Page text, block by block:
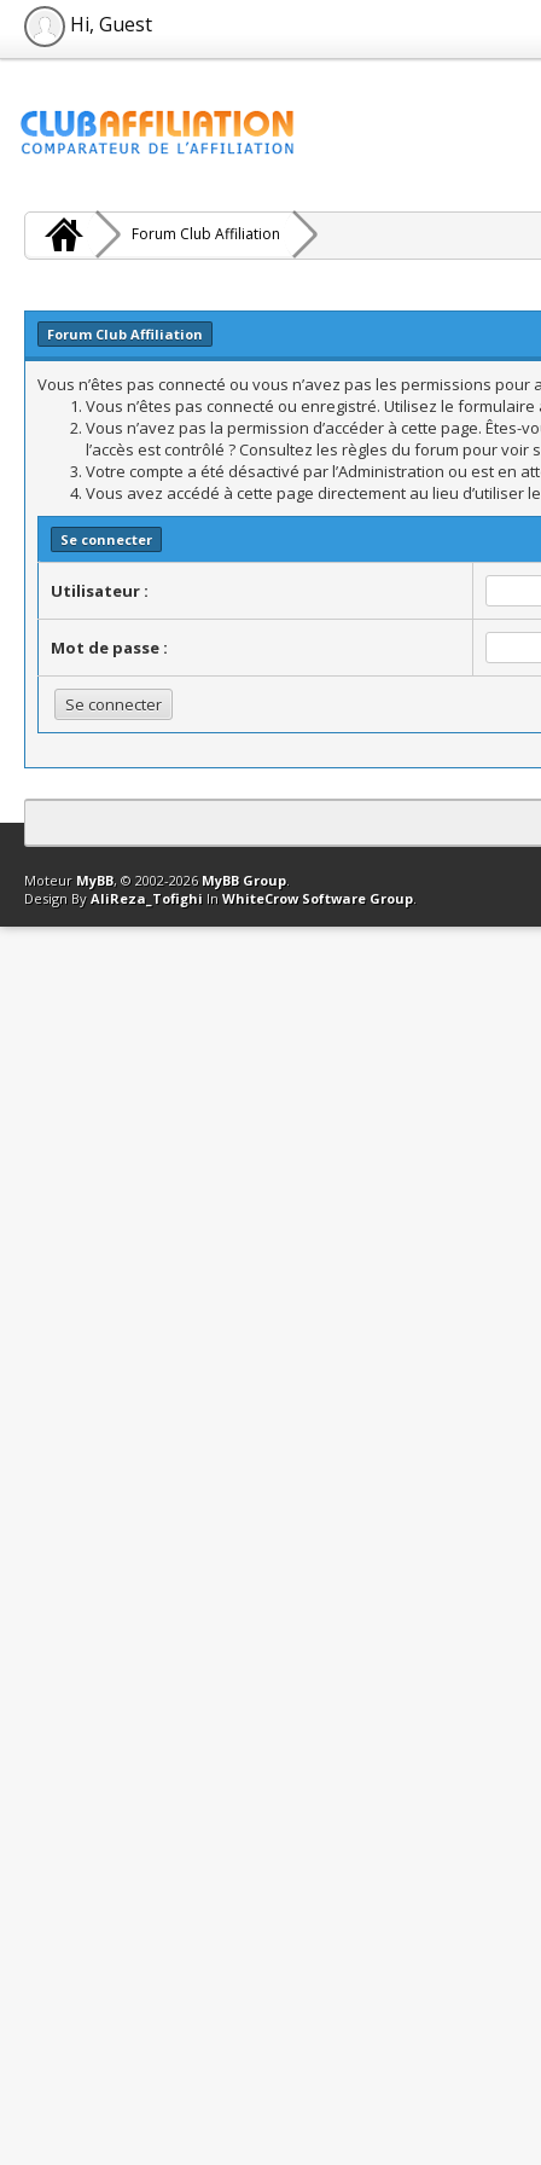
Hi, Guest
Forum Club Affiliation
Forum Club Affiliation
Vous n’êtes pas connecté ou vous n’avez pas les permissions
Vous n’êtes pas connecté ou enregistré. Utilisez le
Vous n’avez pas la permission d’accéder à cette page. Êtes-
l’accès est contrôlé ? Consultez les règles du forum pour
Votre compte a été désactivé par l’Administration ou est en
Vous avez accédé à cette page directement au lieu d’utiliser
Se connecter
Utilisateur :
Mot de passe :
Contact Club Affiliation Retourner en haut Version bas-débit
Moteur MyBB, © 2002-2026 MyBB Group.
Design By AliReza_Tofighi In WhiteCrow Software Group.